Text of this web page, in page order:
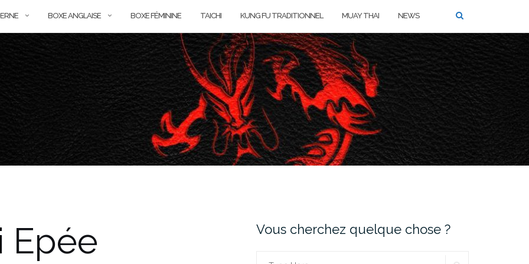
BOXE ANGLAISE BOXE FÉMININE TAICHI KUNG FU TRADITIONNEL MUAY THAI NEWS
Epée Vous cherchez quelque chose ?